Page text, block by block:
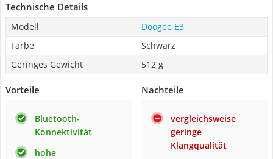
Technische Details
Modell
Doogee E3
Farbe
Schwarz
Geringes Gewicht
512 g
Vorteile
Bluetooth-
Konnektivität
hohe
Nachteile
vergleichsweise
geringe
Klangqualität